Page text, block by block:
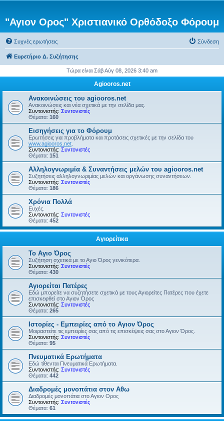
"Αγιον Ορος" Χριστιανικό Ορθόδοξο Φόρουμ
Συχνές ερωτήσεις Σύνδεση
Ευρετήριο Δ. Συζήτησης
Τώρα είναι Σάβ Αύγ 08, 2026 3:40 am
Agiooros.net
Ανακοινώσεις του agiooros.net
Ανακοινώσεις και νέα σχετικά με την σελίδα μας.
Συντονιστής: Συντονιστές
Θέματα: 160
Εισηγήσεις για το Φόρουμ
Ερωτήσεις για προβλήματα και προτάσεις σχετικές με την σελίδα του
www.agiooros.net
Συντονιστής: Συντονιστές
Θέματα: 151
Αλληλογνωριμία & Συναντήσεις μελών του agiooros.net
Συζητήσεις αλληλογνωριμίας μελών και οργάνωσης συναντήσεων.
Συντονιστής: Συντονιστές
Θέματα: 186
Χρόνια Πολλά
Ευχές.
Συντονιστής: Συντονιστές
Θέματα: 452
Αγιορείτικα
Το Αγιο Όρος
Συζήτηση σχετικά με το Αγιο Όρος γενικότερα.
Συντονιστής: Συντονιστές
Θέματα: 430
Αγιορείται Πατέρες
Εδώ μπορείτε να συζητήσετε σχετικά με τους Αγιορείτες Πατέρες που έχετε
επισκεφθεί στο Αγιον Όρος
Συντονιστής: Συντονιστές
Θέματα: 265
Ιστορίες - Εμπειρίες από το Αγιον Όρος
Μοιραστείτε τις εμπειρίες σας από τις επισκέψεις σας στο Αγιον Όρος.
Συντονιστής: Συντονιστές
Θέματα: 95
Πνευματικά Ερωτήματα
Εδώ τίθενται Πνευματικά Ερωτήματα.
Συντονιστής: Συντονιστές
Θέματα: 442
Διαδρομές μονοπάτια στον Αθω
Διαδρομές μονοπάτια στο Αγιον Ορος
Συντονιστής: Συντονιστές
Θέματα: 61